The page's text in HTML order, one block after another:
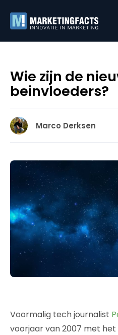
Wie zijn de
beinvloeders?
Marco Derksen
Voormalig tech journalist
voorjaar van 2007 met